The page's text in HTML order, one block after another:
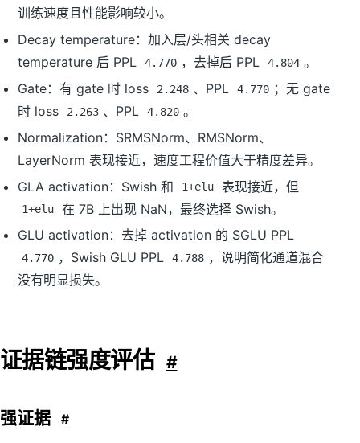
训练速度且性能影响较小。
Decay temperature：加入层/头相关 decay
temperature 后 PPL
4.770 ，去掉后 PPL 4.804 。
Gate：有 gate 时 loss
2.248 、PPL 4.770 ；无 gate
时 loss
2.263 、PPL 4.820 。
Normalization：SRMSNorm、RMSNorm、
LayerNorm 表现接近，速度工程价值大于精度差异。
GLA activation：Swish 和
1+elu 表现接近，但
1+elu
在 7B 上出现 NaN，最终选择 Swish。
GLU activation：去掉 activation 的 SGLU PPL
4.770 ，Swish GLU PPL 4.788 ，说明简化通道混合
没有明显损失。
证据链强度评估 #
强证据 #